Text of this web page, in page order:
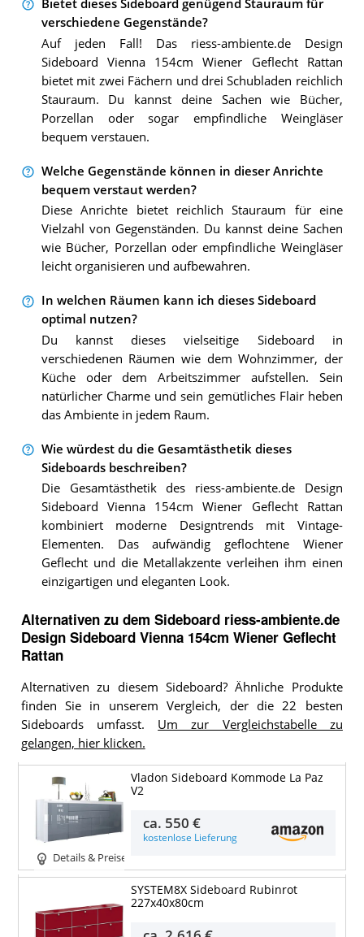
Bietet dieses Sideboard genügend Stauraum für
verschiedene Gegenstände?
Auf jeden Fall! Das riess-ambiente.de Design
Sideboard Vienna 154cm Wiener Geflecht Rattan
bietet mit zwei Fächern und drei Schubladen reichlich
Stauraum. Du kannst deine Sachen wie Bücher,
Porzellan oder sogar empfindliche Weingläser
bequem verstauen.
Welche Gegenstände können in dieser Anrichte
bequem verstaut werden?
Diese Anrichte bietet reichlich Stauraum für eine
Vielzahl von Gegenständen. Du kannst deine Sachen
wie Bücher, Porzellan oder empfindliche Weingläser
leicht organisieren und aufbewahren.
In welchen Räumen kann ich dieses Sideboard
optimal nutzen?
Du kannst dieses vielseitige Sideboard in
verschiedenen Räumen wie dem Wohnzimmer, der
Küche oder dem Arbeitszimmer aufstellen. Sein
natürlicher Charme und sein gemütliches Flair heben
das Ambiente in jedem Raum.
Wie würdest du die Gesamtästhetik dieses
Sideboards beschreiben?
Die Gesamtästhetik des riess-ambiente.de Design
Sideboard Vienna 154cm Wiener Geflecht Rattan
kombiniert moderne Designtrends mit Vintage-
Elementen. Das aufwändig geflochtene Wiener
Geflecht und die Metallakzente verleihen ihm einen
einzigartigen und eleganten Look.
Alternativen zu dem Sideboard riess-ambiente.de
Design Sideboard Vienna 154cm Wiener Geflecht
Rattan
Alternativen zu diesem Sideboard? Ähnliche Produkte
finden Sie in unserem Vergleich, der die 22 besten
Sideboards umfasst. Um zur Vergleichstabelle zu
gelangen, hier klicken.
Details & Preise
Vladon Sideboard Kommode La Paz
V2
ca. 550 €
kostenlose Lieferung
SYSTEM8X Sideboard Rubinrot
227x40x80cm